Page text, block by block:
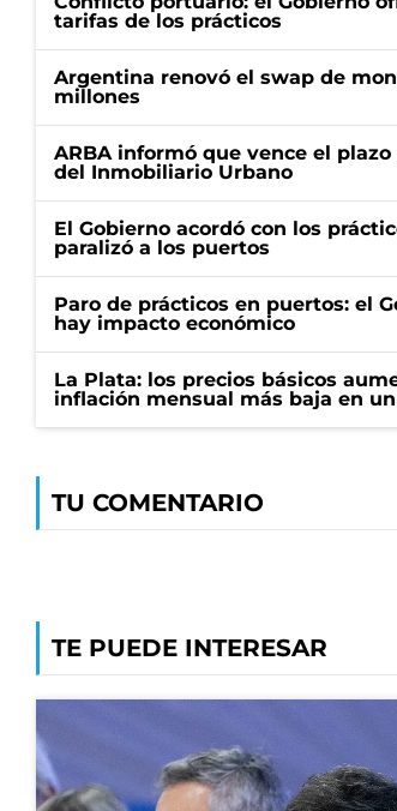
tarifas de los prácticos
Argentina renovó el swap de
millones
ARBA informó que vence el
del Inmobiliario Urbano
El Gobierno acordó con los
paralizó a los puertos
Paro de prácticos en puertos: el
hay impacto económico
La Plata: los precios básicos
inflación mensual más baja en
TU COMENTARIO
TE PUEDE INTERESAR